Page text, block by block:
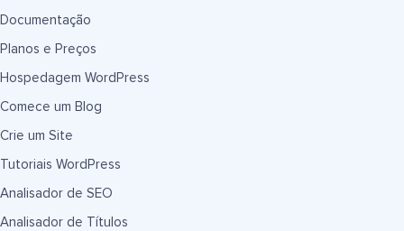
Documentação
Planos e Preços
Hospedagem WordPress
Comece um Blog
Crie um Site
Tutoriais WordPress
Analisador de SEO
Analisador de Títulos